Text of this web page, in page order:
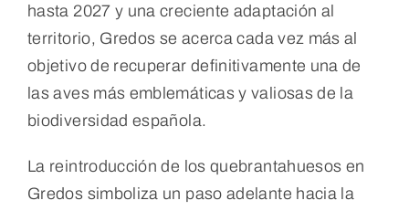
hasta 2027 y una creciente adaptación al
territorio, Gredos se acerca cada vez más al
objetivo de recuperar definitivamente una de
las aves más emblemáticas y valiosas de la
biodiversidad española.
La reintroducción de los quebrantahuesos en
Gredos simboliza un paso adelante hacia la